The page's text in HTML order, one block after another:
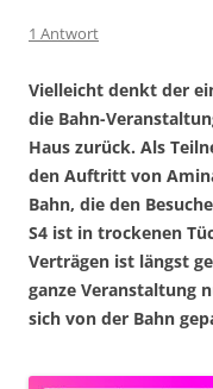
1 Antwort
Vielleicht denkt der
die Bahn-
Haus zurück. Als
den Auftritt von
Bahn, die den
S4 ist in trockenen
Verträgen ist längst
ganze Veranstaltung
sich von der Bahn